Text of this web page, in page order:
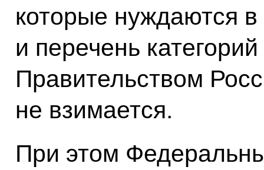
которые нуждаются
и перечень
Правительством
не взимается.
При этом